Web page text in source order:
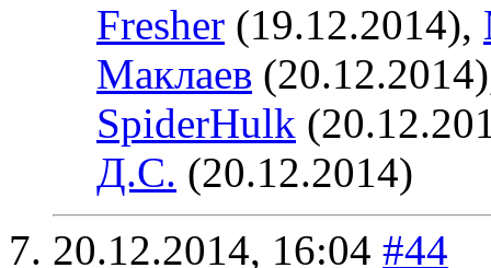
Fresher (19.12.2014),
Маклаев
SpiderHulk
Д.С. (20.12.2014)
20.12.2014, 16:04 #44